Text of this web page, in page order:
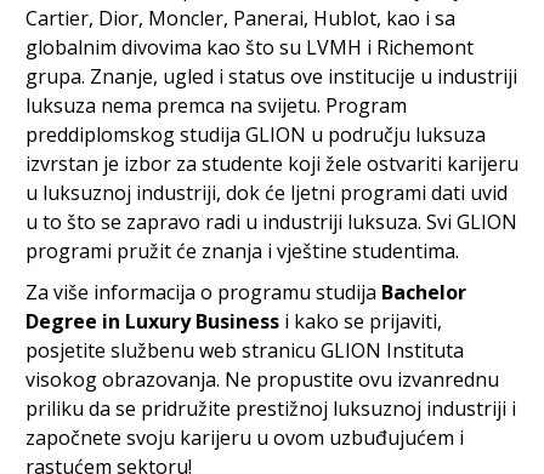
Cartier, Dior, Moncler, Panerai, Hublot, kao i sa
globalnim divovima kao što su LVMH i Richemont
grupa. Znanje, ugled i status ove institucije u industriji
luksuza nema premca na svijetu. Program
preddiplomskog studija GLION u području luksuza
izvrstan je izbor za studente koji žele ostvariti karijeru
u luksuznoj industriji, dok će ljetni programi dati uvid
u to što se zapravo radi u industriji luksuza. Svi GLION
programi pružit će znanja i vještine studentima.
Za više informacija o programu studija Bachelor
Degree in Luxury Businessi kako se prijaviti,
posjetite službenu web stranicu GLION Instituta
visokog obrazovanja. Ne propustite ovu izvanrednu
priliku da se pridružite prestižnoj luksuznoj industriji i
započnete svoju karijeru u ovom uzbuđujućem i
rastućem sektoru!